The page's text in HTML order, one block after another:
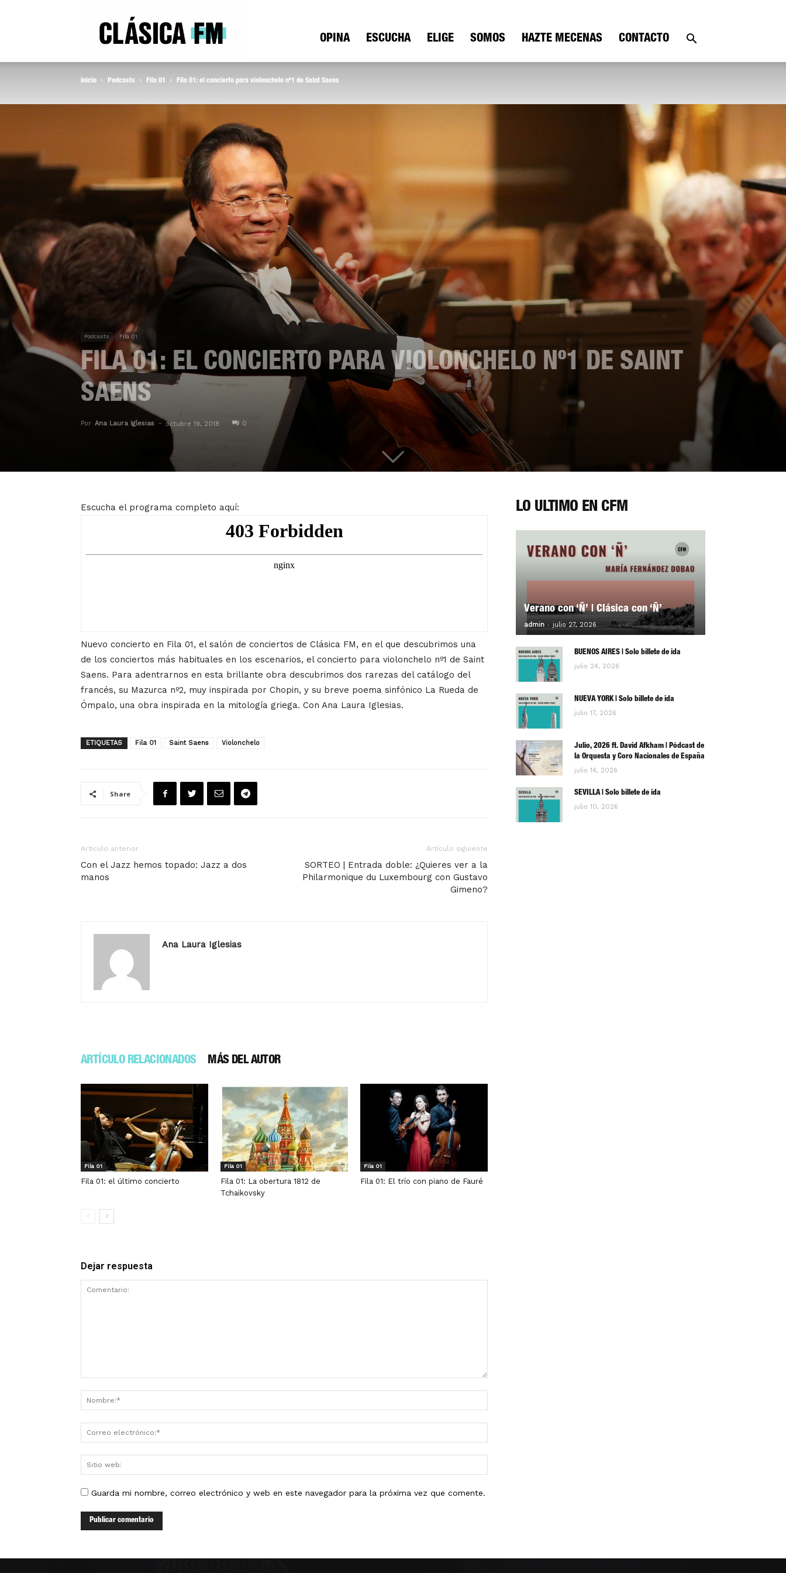
Radio
OPINA ESCUCHA ELIGE SOMOS HAZTE MECENAS CONTACTO
Inicio Podcasts Fila 01 Fila 01: el concierto para violonchelo nº1 de Saint Saens
Podcasts Fila 01
FILA 01: EL CONCIERTO PARA VIOLONCHELO Nº1 DE SAINT
SAENS
Por Ana Laura Iglesias - octubre 19, 2018 0
Escucha el programa completo aquí:
Nuevo concierto en Fila 01, el salón de conciertos de Clásica FM, en el que descubrimos una
de los conciertos más habituales en los escenarios, el concierto para violonchelo nº1 de Saint
Saens. Para adentrarnos en esta brillante obra descubrimos dos rarezas del catálogo del
francés, su Mazurca nº2, muy inspirada por Chopin, y su breve poema sinfónico La Rueda de
Ómpalo, una obra inspirada en la mitología griega. Con Ana Laura Iglesias.
ETIQUETAS Fila 01 Saint Saens Violonchelo
Share
Artículo anterior
Con el Jazz hemos topado: Jazz a dos
manos
Artículo siguiente
SORTEO | Entrada doble: ¿Quieres ver a la
Philarmonique du Luxembourg con Gustavo
Gimeno?
Ana Laura Iglesias
ARTÍCULO RELACIONADOS MÁS DEL AUTOR
Fila 01
Fila 01: el último concierto
Fila 01
Fila 01: La obertura 1812 de
Tchaikovsky
Fila 01
Fila 01: El trío con piano de Fauré
Dejar respuesta
Guarda mi nombre, correo electrónico y web en este navegador para la próxima vez que comente.
LO ÚLTIMO EN CFM
Verano con ‘Ñ’ | Clásica con ‘Ñ’
admin - julio 27, 2026 0
BUENOS AIRES | Solo billete de ida
julio 24, 2026
NUEVA YORK | Solo billete de ida
julio 17, 2026
Julio, 2026 ft. David Afkham | Pódcast de
la Orquesta y Coro Nacionales de España
julio 14, 2026
SEVILLA | Solo billete de ida
julio 10, 2026